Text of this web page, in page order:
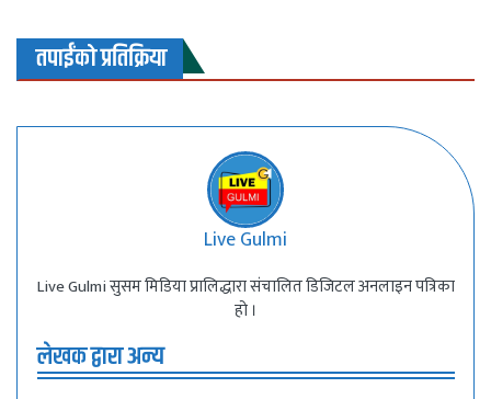
तपाईंको प्रतिक्रिया
Live Gulmi
Live Gulmi सुसम मिडिया प्रालिद्धारा संचालित डिजिटल अनलाइन पत्रिका
हो ।
लेखक द्वारा अन्य